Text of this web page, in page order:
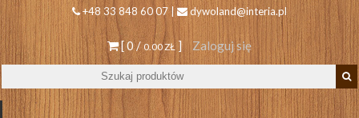
+48 33 848 60 07 | dywoland@interia.pl
[ 0 /0.00 ZŁ ] Zaloguj się